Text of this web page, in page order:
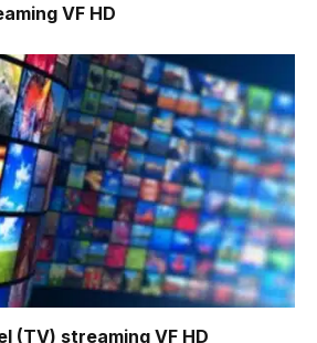
VF HD
(TV) streaming VF HD